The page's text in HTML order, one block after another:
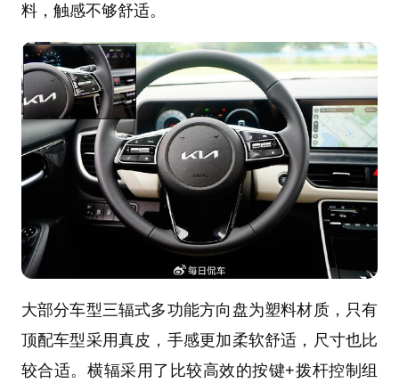
料，触感不够舒适。
大部分车型三辐式多功能方向盘为塑料材质，只有
顶配车型采用真皮，手感更加柔软舒适，尺寸也比
较合适。横辐采用了比较高效的按键+拨杆控制组